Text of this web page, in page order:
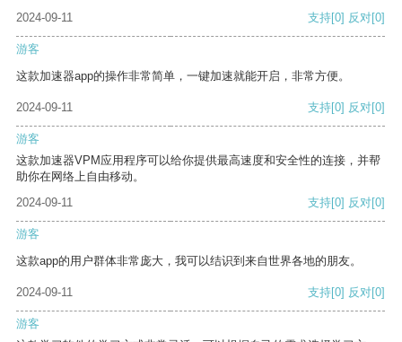
2024-09-11
支持[0] 反对[0]
游客
这款加速器app的操作非常简单，一键加速就能开启，非常方便。
2024-09-11 支持[0] 反对[0]
游客
这款加速器VPM应用程序可以给你提供最高速度和安全性的连接，并帮
助你在网络上自由移动。
2024-09-11
支持[0] 反对[0]
游客
这款app的用户群体非常庞大，我可以结识到来自世界各地的朋友。
2024-09-11 支持[0] 反对[0]
游客